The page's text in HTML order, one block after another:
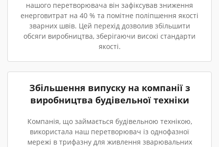
нашого перетворювача він зафіксував зниження
енерговитрат на 40 % та помітне поліпшення якості
зварних швів. Цей перехід дозволив збільшити
обсяги виробництва, зберігаючи високі стандарти
якості.
Збільшення випуску на компанії з
виробництва будівельної техніки
Компанія, що займається будівельною технікою,
використала наш перетворювач із однофазної
мережі в трифазну для живлення зварювальних